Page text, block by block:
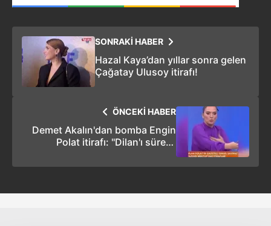
SONRAKİ HABER
Hazal Kaya’dan yıllar sonra gelen
Çağatay Ulusoy itirafı!
ÖNCEKİ HABER
Demet Akalın'dan bomba Engin
Polat itirafı: ''Dilan'ı sürekli